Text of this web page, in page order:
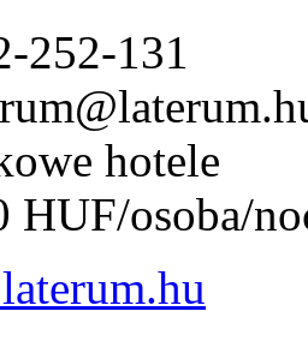
252-131
hotele
HUF/osoba/